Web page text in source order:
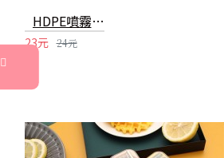
HDPE噴霧瓶 60ml可裝酒精消毒水分裝瓶 2號噴霧瓶
23元 24元